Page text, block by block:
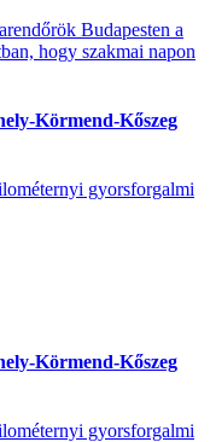
Budapesten a
hogy szakmai napon
Körmend-Kőszeg
gyorsforgalmi
Körmend-Kőszeg
gyorsforgalmi